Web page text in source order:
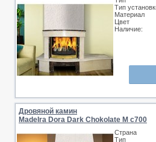
Тип
Материал
Цвет
Наличие:
Дровяной камин
MadeIra Dora Dark Chokolate М с700
Страна
Тип